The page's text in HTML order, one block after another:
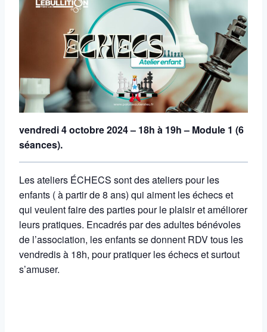
vendredi 4 octobre 2024 – 18h à 19h – Module 1 (6
séances).
Les ateliers ÉCHECS sont des ateliers pour les
enfants ( à partir de 8 ans) qui aiment les échecs et
qui veulent faire des parties pour le plaisir et améliorer
leurs pratiques. Encadrés par des adultes bénévoles
de l’association, les enfants se donnent RDV tous les
vendredis à 18h, pour pratiquer les échecs et surtout
s’amuser.